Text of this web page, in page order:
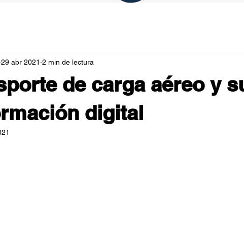
de carga aéreo y
digital
29 abr 2021 2 min de lectura